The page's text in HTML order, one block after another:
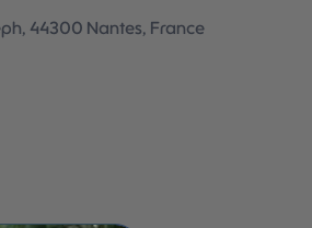
44300 Nantes, France